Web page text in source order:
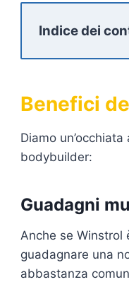
Indice dei
Benefici
Diamo
bodybuilder:
Guadagni
Anche se Winstrol
guadagnare una
abbastanza